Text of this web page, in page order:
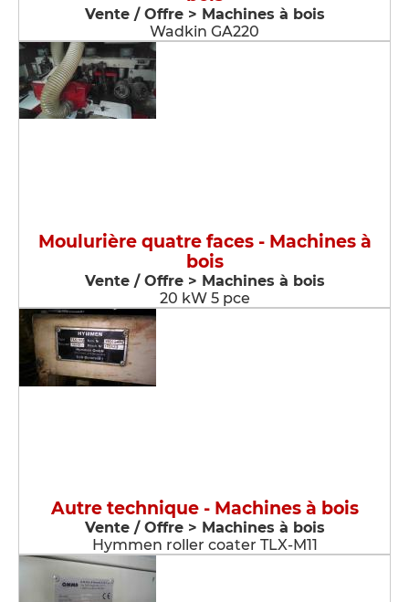
Vente / Offre > Machines à bois
Wadkin GA220
Moulurière quatre faces - Machines à
bois
Vente / Offre > Machines à bois
20 kW 5 pce
Autre technique - Machines à bois
Vente / Offre > Machines à bois
Hymmen roller coater TLX-M11